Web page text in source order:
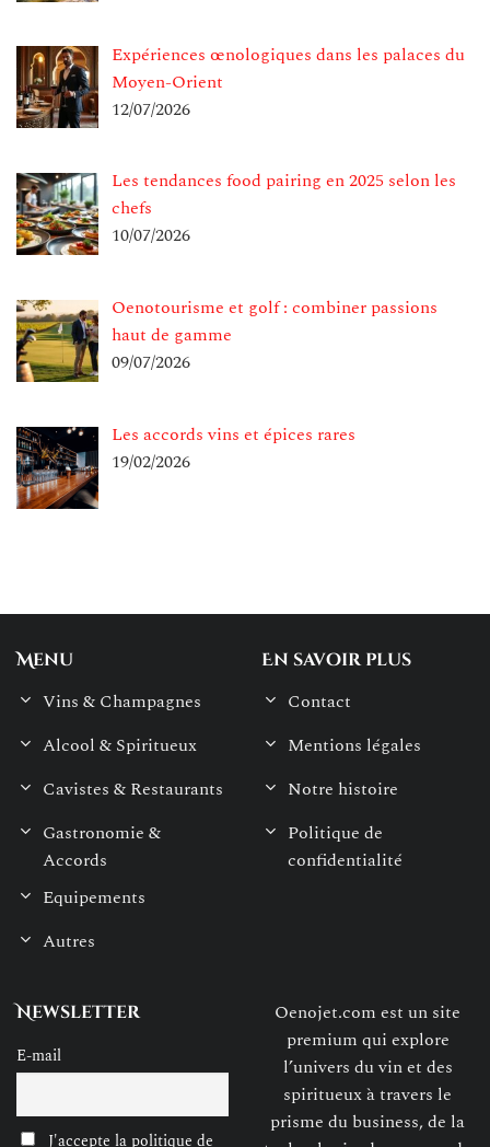
Expériences œnologiques dans les palaces du
Moyen-Orient
12/07/2026
Les tendances food pairing en 2025 selon les
chefs
10/07/2026
Oenotourisme et golf : combiner passions
haut de gamme
09/07/2026
Les accords vins et épices rares
19/02/2026
Menu
Vins & Champagnes
Alcool & Spiritueux
Cavistes & Restaurants
Gastronomie &
Accords
Equipements
Autres
En savoir plus
Contact
Mentions légales
Notre histoire
Politique de
confidentialité
Newsletter
E-mail
J'accepte la politique de
Oenojet.com est un site
premium qui explore
l’univers du vin et des
spiritueux à travers le
prisme du business, de la